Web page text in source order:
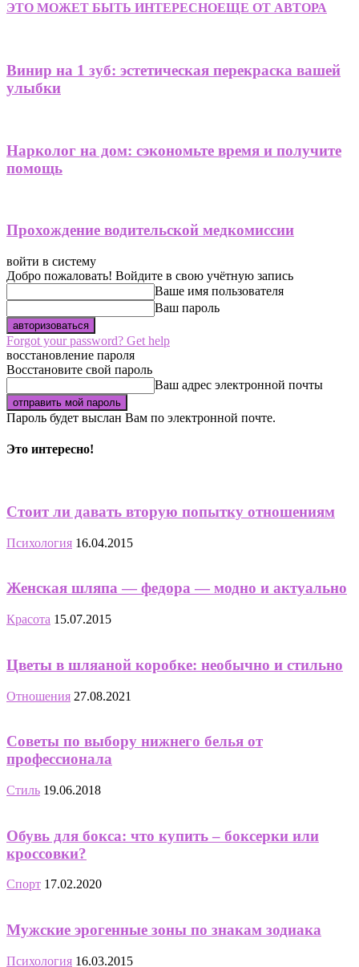
ЭТО МОЖЕТ БЫТЬ ИНТЕРЕСНОЕЩЕ ОТ АВТОРА
Винир на 1 зуб: эстетическая перекраска вашей
улыбки
Нарколог на дом: сэкономьте время и получите
помощь
Прохождение водительской медкомиссии
войти в систему
Добро пожаловать! Войдите в свою учётную запись
Ваше имя пользователя
Ваш пароль
Forgot your password? Get help
восстановление пароля
Восстановите свой пароль
Ваш адрес электронной почты
Пароль будет выслан Вам по электронной почте.
Это интересно!
Стоит ли давать вторую попытку отношениям
Психология 16.04.2015
Женская шляпа — федора — модно и актуально
Красота 15.07.2015
Цветы в шляаной коробке: необычно и стильно
Отношения 27.08.2021
Советы по выбору нижнего белья от
профессионала
Стиль 19.06.2018
Обувь для бокса: что купить – боксерки или
кроссовки?
Спорт 17.02.2020
Мужские эрогенные зоны по знакам зодиака
Психология 16.03.2015